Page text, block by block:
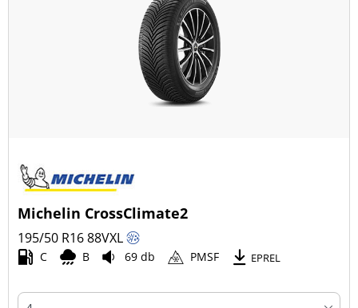
Michelin CrossClimate2
195/50 R1688VXL
C B 69 db PMSF EPREL